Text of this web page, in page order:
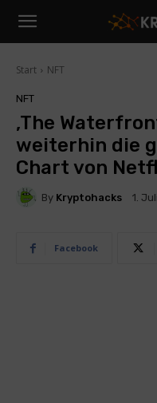
Start NFT
NFT
‚The
weiterhin die
Chart von
By Kryptohacks 1.
Facebook